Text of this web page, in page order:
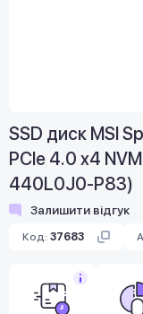
SSD диск MSI
PCIe 4.0 x4
440L0J0-P83)
Залишити відгук
Код: 37683